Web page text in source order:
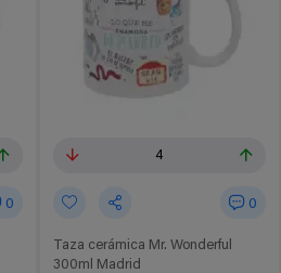
0
4
0
Taza cerámica Mr. Wonderful
300ml Madrid